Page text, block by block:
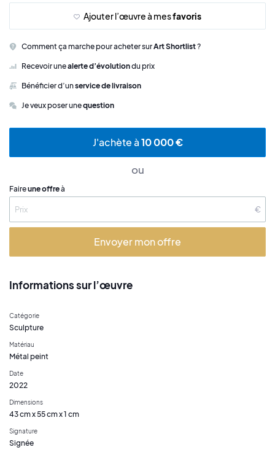
Ajouter l’œuvre à mesfavoris
Comment ça marche pour acheter surArt Shortlist?
Recevoir unealerte d’évolutiondu prix
Bénéficier d’unservice de livraison
Je veux poser unequestion
J'achète à10 000 €
ou
Faireune offreà
€
Envoyer mon offre
Informations sur l’œuvre
Catégorie
Sculpture
Matériau
Métal peint
Date
2022
Dimensions
43 cm x 55 cm x 1 cm
Signature
Signée